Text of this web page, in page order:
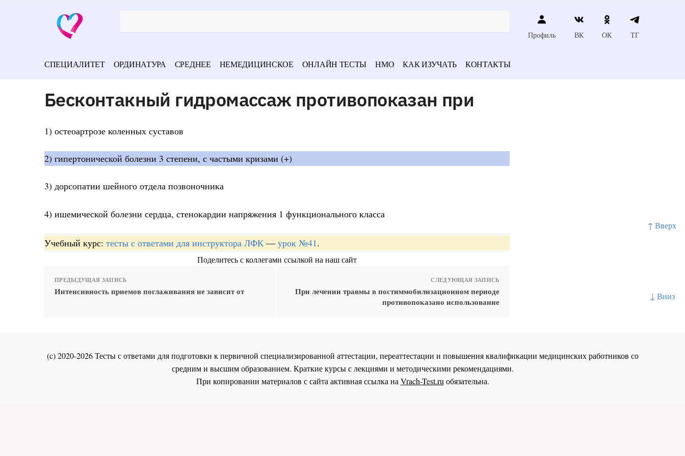
↑ Вверх
↓ Вниз
Профиль ВК ОК ТГ
СПЕЦИАЛИТЕТ ОРДИНАТУРА СРЕДНЕЕ НЕМЕДИЦИНСКОЕ ОНЛАЙН ТЕСТЫ НМО КАК ИЗУЧАТЬ КОНТАКТЫ
Бесконтакный гидромассаж противопоказан при
1) остеоартрозе коленных суставов
2) гипертонической болезни 3 степени, с частыми кризами (+)
3) дорсопатии шейного отдела позвоночника
4) ишемической болезни сердца, стенокардии напряжения 1 функционального класса
Учебный курс: тесты с ответами для инструктора ЛФК — урок №41.
Поделитесь с коллегами ссылкой на наш сайт
ПРЕДЫДУЩАЯ ЗАПИСЬ
Интенсивность приемов поглаживания не зависит от
СЛЕДУЮЩАЯ ЗАПИСЬ
При лечении травмы в постиммобилизационном периоде
противопоказано использование
(c) 2020-2026 Тесты с ответами для подготовки к первичной специализированной аттестации, переаттестации и повышения квалификации медицинских работников со
средним и высшим образованием. Краткие курсы с лекциями и методическими рекомендациями.
При копировании материалов с сайта активная ссылка наVrach-Test.ruобязательна.